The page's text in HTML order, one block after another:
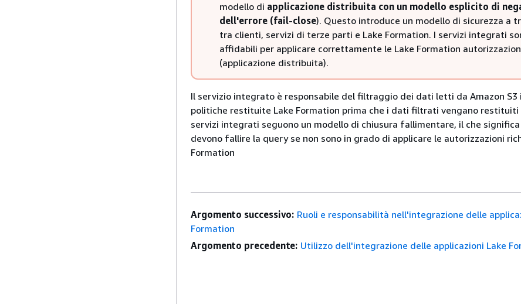
modello di applicazione distribuita con un modello esplicito di
dell'errore (fail-close). Questo introduce un modello di sicurezza a
tra clienti, servizi di terze parti e Lake Formation. I servizi integrati
affidabili per applicare correttamente le Lake Formation
(applicazione distribuita).
Il servizio integrato è responsabile del filtraggio dei dati letti da Amazon S3
politiche restituite Lake Formation prima che i dati filtrati vengano
servizi integrati seguono un modello di chiusura fallimentare, il che significa
devono fallire la query se non sono in grado di applicare le autorizzazioni
Formation
Argomento successivo: Ruoli e responsabilità nell'integrazione delle
Formation
Argomento precedente: Utilizzo dell'integrazione delle applicazioni Lake